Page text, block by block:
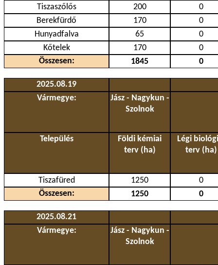
Tiszaszőlős
200
0
Berekfürdő
170
0
Hunyadfalva
65
0
Kőtelek
170
0
Összesen:
1845 0
2025.08.19
Vármegye:
Jász - Nagykun -
Szolnok
Település
Földi kémiai
terv (ha)
Légi
terv (ha)
Tiszafüred 1250
0
Összesen:
1250 0
2025.08.21
Vármegye:
Jász - Nagykun -
Szolnok